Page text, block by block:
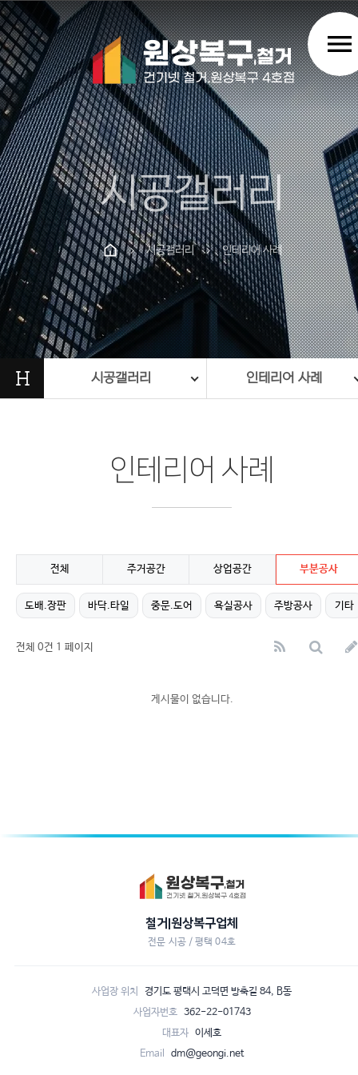
menu
시공갤러리
chevron_right 시공갤러리 chevron_right 인테리어 사례
H 시공갤러리 인테리어 사례
인테리어 사례
전체 주거공간 상업공간 부분공사
전체 0건 1 페이지
게시물이 없습니다.
철거|원상복구업체
전문 시공 / 평택 04호
사업장 위치
경기도 평택시 고덕면 방축길 84, B동
사업자번호 362-22-01743
대표자 이세호
Email
dm@geongi.net